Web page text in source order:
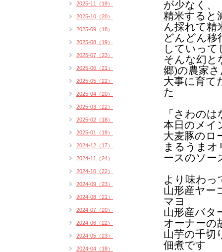
が少なく、
精米すると
ん採れて精
どんどん移
していっ
そんな幻と
郷)の農家
大事に育て
た
「さわの
本日のメイ
大麦豚のロ
まるうま
ースのソー
より味わっ
山形産ヤー
マヨ
山形産バタ
オーナーの
山芋の千切
佃煮です
2025-11（19）
2025-10（20）
2025-09（18）
2025-08（19）
2025-07（23）
2025-06（21）
2025-05（22）
2025-04（20）
2025-03（22）
2025-02（18）
2025-01（19）
2024-12（17）
2024-11（24）
2024-10（22）
2024-09（23）
2024-08（21）
2024-07（20）
2024-06（22）
2024-05（23）
2024-04（18）